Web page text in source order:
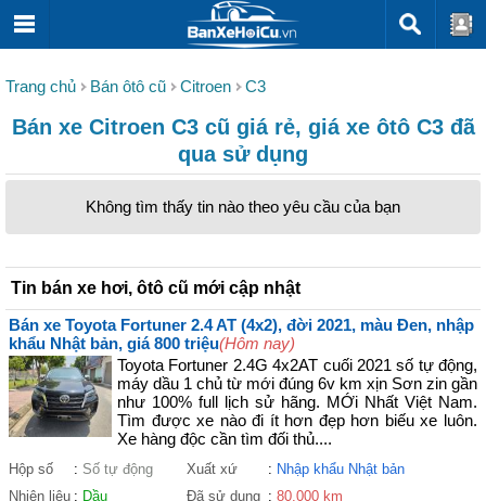
Trang chủ Bán ôtô cũ Citroen C3
Bán xe Citroen C3 cũ giá rẻ, giá xe ôtô C3 đã
qua sử dụng
Không tìm thấy tin nào theo yêu cầu của bạn
Tin bán xe hơi, ôtô cũ mới cập nhật
Bán xe Toyota Fortuner 2.4 AT (4x2), đời 2021, màu Đen, nhập
khẩu Nhật bản, giá 800 triệu(Hôm nay)
Toyota Fortuner 2.4G 4x2AT cuối 2021 số tự động,
máy dầu 1 chủ từ mới đúng 6v km xịn Sơn zin gần
như 100% full lịch sử hãng. MỚi Nhất Việt Nam.
Tìm được xe nào đi ít hơn đẹp hơn biếu xe luôn.
Xe hàng độc cần tìm đối thủ....
Hộp số : Số tự động Xuất xứ : Nhập khẩu Nhật bản
Nhiên liệu : Dầu Đã sử dụng : 80.000 km